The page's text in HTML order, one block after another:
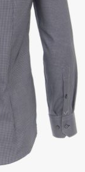
käsineet